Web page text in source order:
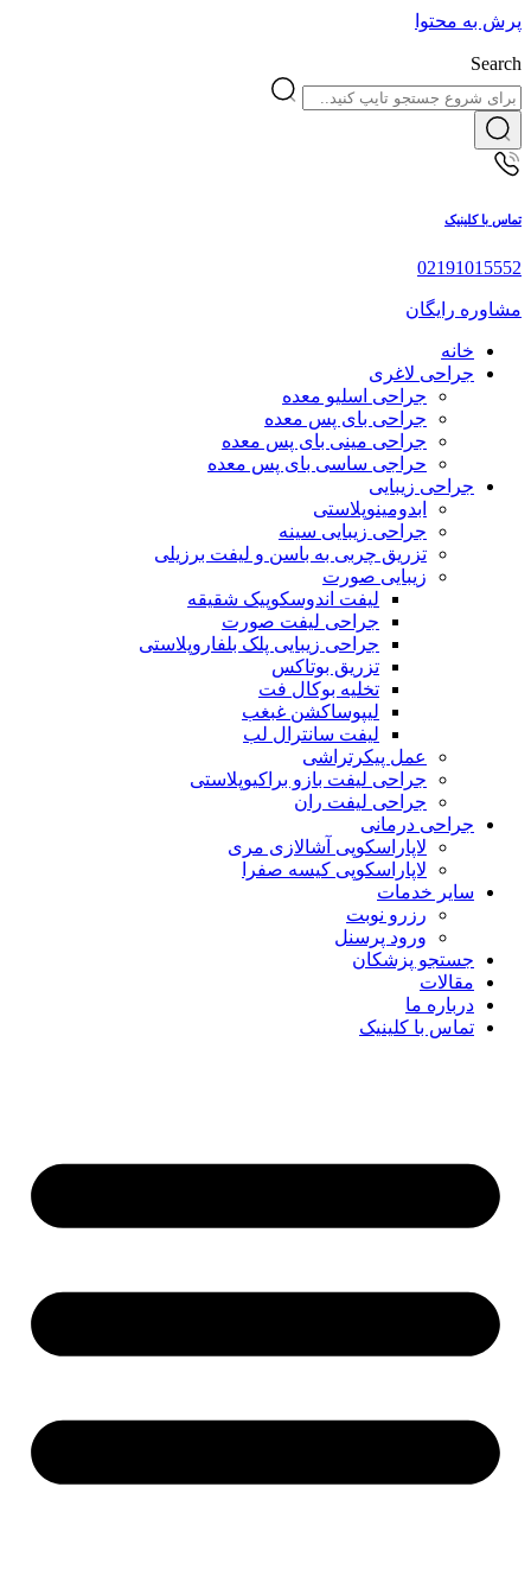
پرش به محتوا
Search
تماس با کلینیک
02191015552
مشاوره رایگان
خانه
جراحی لاغری
جراحی اسلیو معده
جراحی بای پس معده
جراحی مینی بای پس معده
حراجی ساسی بای پس معده
جراحی زیبایی
ابدومینوپلاستی
جراحی زیبایی سینه
تزریق چربی به باسن و لیفت برزیلی
زیبایی صورت
لیفت اندوسکوپیک شقیقه
جراحی لیفت صورت
جراحی زیبایی پلک بلفاروپلاستی
تزریق بوتاکس
تخلیه بوکال فت
لیپوساکشن غبغب
لیفت سانترال لب
عمل پیکرتراشی
جراحی لیفت بازو براکیوپلاستی
جراحی لیفت ران
جراحی درمانی
لاپاراسکوپی آشالازی مری
لاپاراسکوپی کیسه صفرا
سایر خدمات
رزرو نوبت
ورود پرسنل
جستجو پزشکان
مقالات
درباره ما
تماس با کلینیک